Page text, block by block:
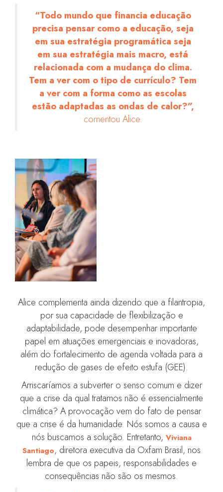
“Todo mundo que financia educação
precisa pensar como a educação, seja
em sua estratégia programática seja
em sua estratégia mais macro, está
relacionada com a mudança do clima.
Tem a ver com o tipo de currículo? Tem
a ver com a forma como as escolas
estão adaptadas as ondas de calor?”,
comentou Alice.
Alice complementa ainda dizendo que a filantropia,
por sua capacidade de flexibilização e
adaptabilidade, pode desempenhar importante
papel em atuações emergenciais e inovadoras,
além do fortalecimento de agenda voltada para a
redução de gases de efeito estufa (GEE).
Arriscaríamos a subverter o senso comum e dizer
que a crise da qual tratamos não é essencialmente
climática? A provocação vem do fato de pensar
que a crise é da humanidade. Nós somos a causa e
nós buscamos a solução. Entretanto, Viviana
Santiago, diretora executiva da Oxfam Brasil, nos
lembra de que os papeis, responsabilidades e
consequências não são os mesmos.